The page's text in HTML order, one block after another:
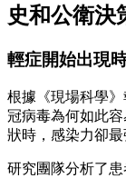
史和公衛決
輕症開始出現
根據《現場科學
冠病毒為何如此
狀時，感染力卻最
研究團隊分析了